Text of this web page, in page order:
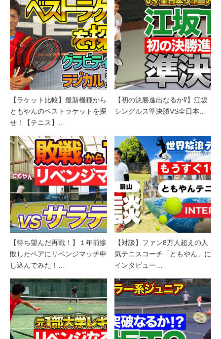
【ラケット比較】最新機種から
ともやんのベストラケットを探
せ！【テニス】…
【初の決勝進出なるか⁉︎】江坂
シングルス準決勝VS全日本…
【待ち望んだ再戦！】１年前惨
敗したペアにリベンジマッチ申
し込んでみた！…
【対談】ファン8万人超えの人
気テニスコーチ「ともやん」に
インタビュー…